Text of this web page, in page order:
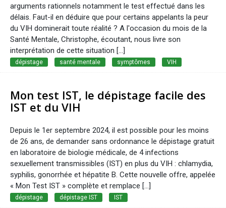
arguments rationnels notamment le test effectué dans les
délais. Faut-il en déduire que pour certains appelants la peur
du VIH dominerait toute réalité ? A l'occasion du mois de la
Santé Mentale, Christophe, écoutant, nous livre son
interprétation de cette situation [...]
dépistage santé mentale symptômes VIH
Mon test IST, le dépistage facile des
IST et du VIH
Depuis le 1er septembre 2024, il est possible pour les moins
de 26 ans, de demander sans ordonnance le dépistage gratuit
en laboratoire de biologie médicale, de 4 infections
sexuellement transmissibles (IST) en plus du VIH : chlamydia,
syphilis, gonorrhée et hépatite B. Cette nouvelle offre, appelée
« Mon Test IST » complète et remplace […]
dépistage dépistage IST IST